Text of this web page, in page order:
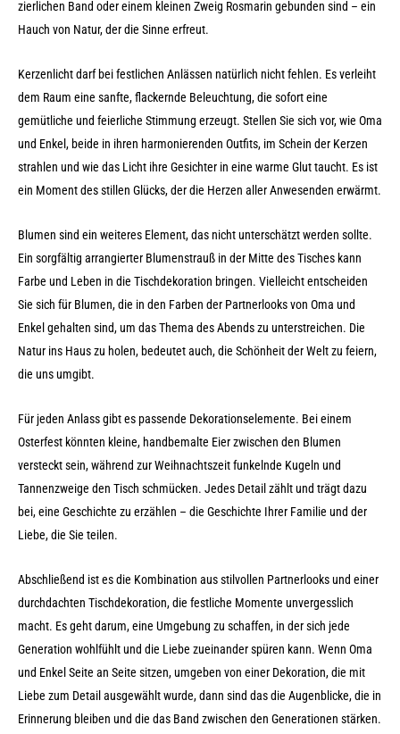
zierlichen Band oder einem kleinen Zweig Rosmarin gebunden sind – ein
Hauch von Natur, der die Sinne erfreut.
Kerzenlicht darf bei festlichen Anlässen natürlich nicht fehlen. Es verleiht
dem Raum eine sanfte, flackernde Beleuchtung, die sofort eine
gemütliche und feierliche Stimmung erzeugt. Stellen Sie sich vor, wie Oma
und Enkel, beide in ihren harmonierenden Outfits, im Schein der Kerzen
strahlen und wie das Licht ihre Gesichter in eine warme Glut taucht. Es ist
ein Moment des stillen Glücks, der die Herzen aller Anwesenden erwärmt.
Blumen sind ein weiteres Element, das nicht unterschätzt werden sollte.
Ein sorgfältig arrangierter Blumenstrauß in der Mitte des Tisches kann
Farbe und Leben in die Tischdekoration bringen. Vielleicht entscheiden
Sie sich für Blumen, die in den Farben der Partnerlooks von Oma und
Enkel gehalten sind, um das Thema des Abends zu unterstreichen. Die
Natur ins Haus zu holen, bedeutet auch, die Schönheit der Welt zu feiern,
die uns umgibt.
Für jeden Anlass gibt es passende Dekorationselemente. Bei einem
Osterfest könnten kleine, handbemalte Eier zwischen den Blumen
versteckt sein, während zur Weihnachtszeit funkelnde Kugeln und
Tannenzweige den Tisch schmücken. Jedes Detail zählt und trägt dazu
bei, eine Geschichte zu erzählen – die Geschichte Ihrer Familie und der
Liebe, die Sie teilen.
Abschließend ist es die Kombination aus stilvollen Partnerlooks und einer
durchdachten Tischdekoration, die festliche Momente unvergesslich
macht. Es geht darum, eine Umgebung zu schaffen, in der sich jede
Generation wohlfühlt und die Liebe zueinander spüren kann. Wenn Oma
und Enkel Seite an Seite sitzen, umgeben von einer Dekoration, die mit
Liebe zum Detail ausgewählt wurde, dann sind das die Augenblicke, die in
Erinnerung bleiben und die das Band zwischen den Generationen stärken.